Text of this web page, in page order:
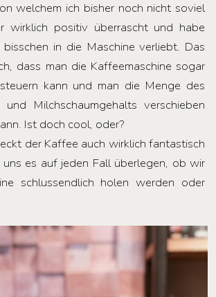
welchem ich bisher noch nicht soviel
wirklich positiv überrascht und habe
bisschen in die Maschine verliebt. Das
dass man die Kaffeemaschine sogar
kann und man die Menge des
Milchschaumgehalts verschieben
Ist doch cool, oder?
der Kaffee auch wirklich fantastisch
es auf jeden Fall überlegen, ob wir
schlussendlich holen werden oder